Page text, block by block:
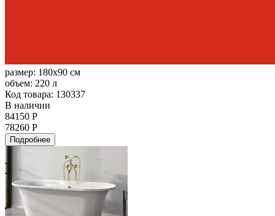
размер: 180x90 см
объем: 220 л
Код товара: 130337
В наличии
84150 Р
78260 Р
Подробнее